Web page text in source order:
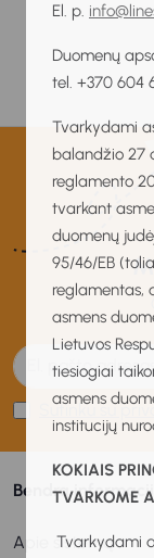
El. p.
Duomenų
tel. +370 604
Tvarkydami
balandžio 27
reglamento
tvarkant
duomenų
95/46/EB
reglamentas,
asmens
Lietuvos
tiesiogiai
asmens
institucijų
KOKIAIS
TVARKOME
Tvarkydami
Sutinku su
Bendra
Apie sistemą